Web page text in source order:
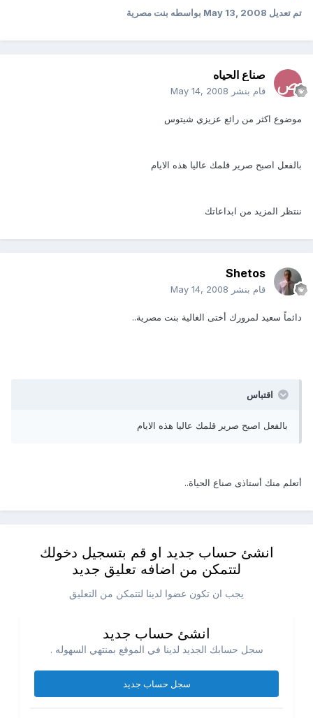
تم تعديلMay 13, 2008بواسطه بنت مصرية
صناع الحياه
قام بنشر May 14, 2008
موضوع اكثر من رائع عزيزي شيتوس
بالفعل اصبح صرير قلمك عاليا هذه الايام
ننتظر المزيد من ابداعاتك
Shetos
قام بنشر May 14, 2008
دائماً سعيد لمرورك أختى الغالية بنت مصرية..
اقتباس
بالفعل اصبح صرير قلمك عاليا هذه الايام
أتعلم منك أستاذى صناع الحياة..
انشئ حساب جديد او قم بتسجيل دخولك
لتتمكن من اضافه تعليق جديد
يجب ان تكون عضوا لدينا لتتمكن من التعليق
انشئ حساب جديد
سجل حسابك الجديد لدينا في الموقع بمنتهي السهوله .
سجل حساب جديد